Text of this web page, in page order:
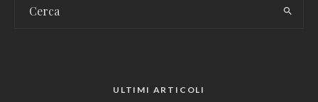
ULTIMI ARTICOLI